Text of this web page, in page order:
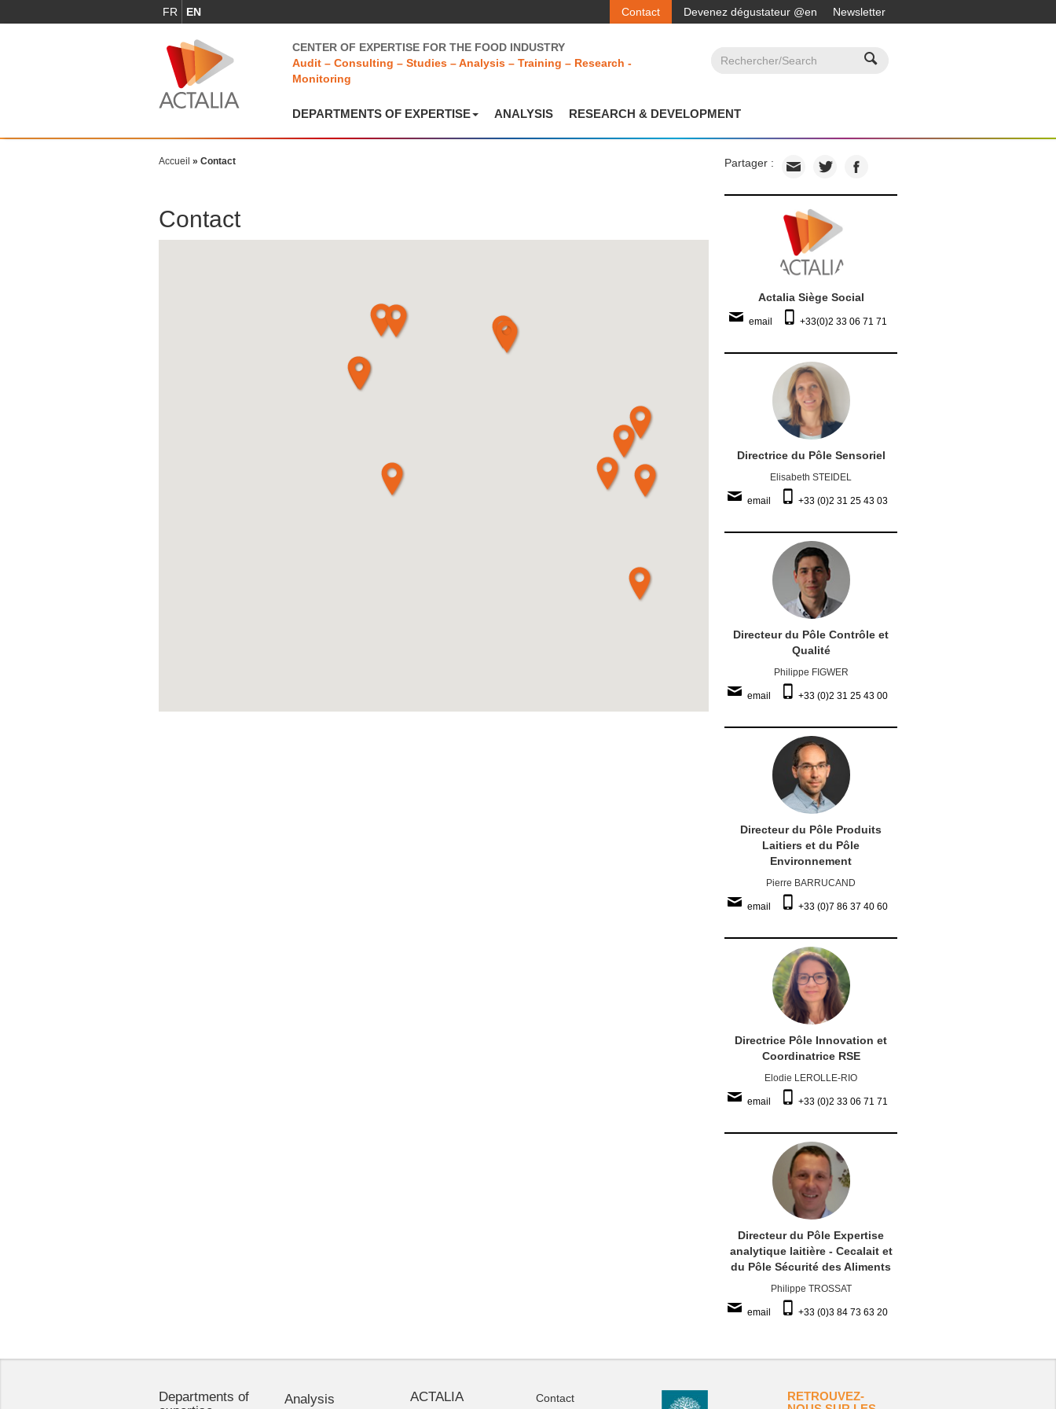
FR EN Newsletter
Contact Devenez dégustateur @en
CENTER OF EXPERTISE FOR THE FOOD INDUSTRY
Audit – Consulting – Studies – Analysis – Training – Research -
Monitoring
DEPARTMENTS OF EXPERTISE ANALYSIS RESEARCH & DEVELOPMENT
Accueil » Contact Partager :
Contact
Actalia Siège Social
email +33(0)2 33 06 71 71
Directrice du Pôle Sensoriel
Elisabeth STEIDEL
email +33 (0)2 31 25 43 03
Directeur du Pôle Contrôle et
Qualité
Philippe FIGWER
email +33 (0)2 31 25 43 00
Directeur du Pôle Produits
Laitiers et du Pôle
Environnement
Pierre BARRUCAND
email +33 (0)7 86 37 40 60
Directrice Pôle Innovation et
Coordinatrice RSE
Elodie LEROLLE-RIO
email +33 (0)2 33 06 71 71
Directeur du Pôle Expertise
analytique laitière - Cecalait et
du Pôle Sécurité des Aliments
Philippe TROSSAT
email +33 (0)3 84 73 63 20
Departments of
Analysis ACTALIA Contact
RETROUVEZ-